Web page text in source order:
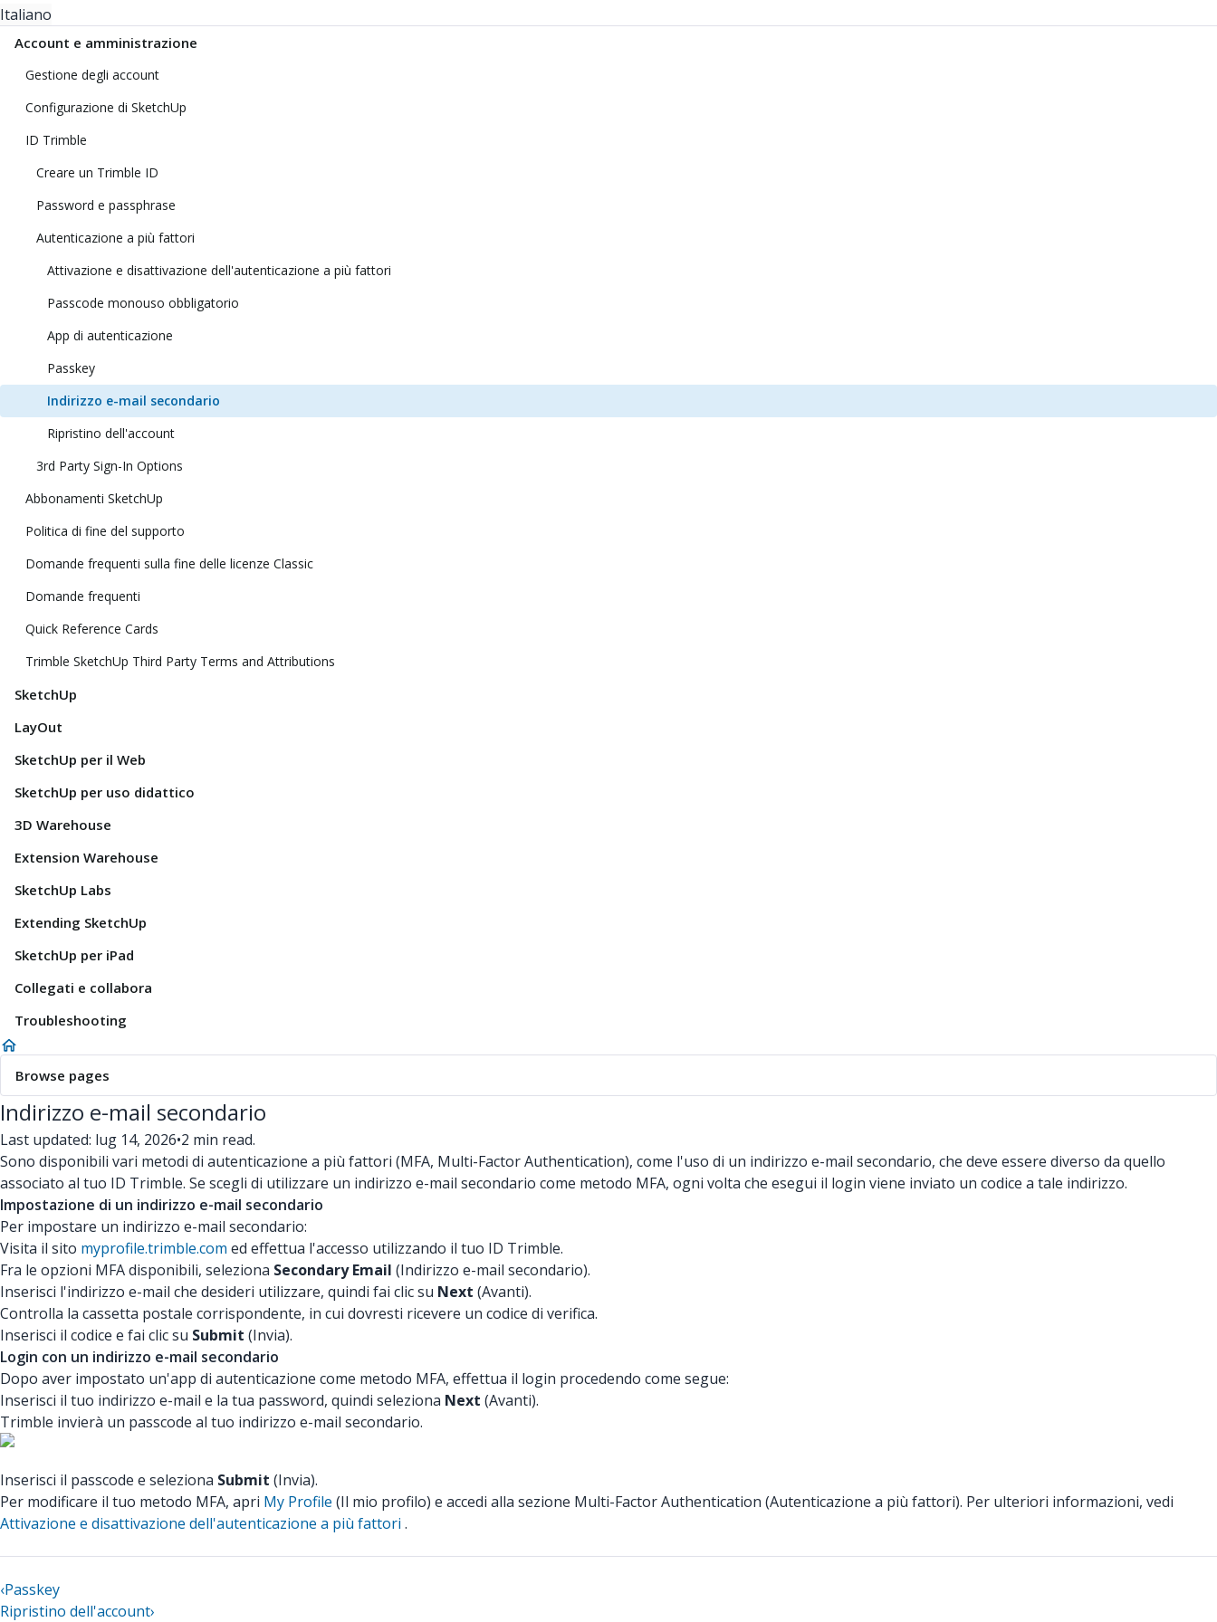
Italiano
Account e amministrazione
Gestione degli account
Configurazione di SketchUp
ID Trimble
Creare un Trimble ID
Password e passphrase
Autenticazione a più fattori
Attivazione e disattivazione dell'autenticazione a più fattori
Passcode monouso obbligatorio
App di autenticazione
Passkey
Indirizzo e-mail secondario
Ripristino dell'account
3rd Party Sign-In Options
Abbonamenti SketchUp
Politica di fine del supporto
Domande frequenti sulla fine delle licenze Classic
Domande frequenti
Quick Reference Cards
Trimble SketchUp Third Party Terms and Attributions
SketchUp
LayOut
SketchUp per il Web
SketchUp per uso didattico
3D Warehouse
Extension Warehouse
SketchUp Labs
Extending SketchUp
SketchUp per iPad
Collegati e collabora
Troubleshooting
Browse pages
Indirizzo e-mail secondario
Last updated: lug 14, 2026•2 min read.
Sono disponibili vari metodi di autenticazione a più fattori (MFA, Multi-Factor Authentication), come l'uso di un indirizzo e-mail secondario, che deve essere diverso da quello
associato al tuo ID Trimble. Se scegli di utilizzare un indirizzo e-mail secondario come metodo MFA, ogni volta che esegui il login viene inviato un codice a tale indirizzo.
Impostazione di un indirizzo e-mail secondario
Per impostare un indirizzo e-mail secondario:
Visita il sito myprofile.trimble.com ed effettua l'accesso utilizzando il tuo ID Trimble.
Fra le opzioni MFA disponibili, seleziona Secondary Email (Indirizzo e-mail secondario).
Inserisci l'indirizzo e-mail che desideri utilizzare, quindi fai clic su Next (Avanti).
Controlla la cassetta postale corrispondente, in cui dovresti ricevere un codice di verifica.
Inserisci il codice e fai clic su Submit (Invia).
Login con un indirizzo e-mail secondario
Dopo aver impostato un'app di autenticazione come metodo MFA, effettua il login procedendo come segue:
Inserisci il tuo indirizzo e-mail e la tua password, quindi seleziona Next (Avanti).
Trimble invierà un passcode al tuo indirizzo e-mail secondario.
Inserisci il passcode e seleziona Submit (Invia).
Per modificare il tuo metodo MFA, apri My Profile (Il mio profilo) e accedi alla sezione Multi-Factor Authentication (Autenticazione a più fattori). Per ulteriori informazioni, vedi
Attivazione e disattivazione dell'autenticazione a più fattori .
‹Passkey
Ripristino dell'account›